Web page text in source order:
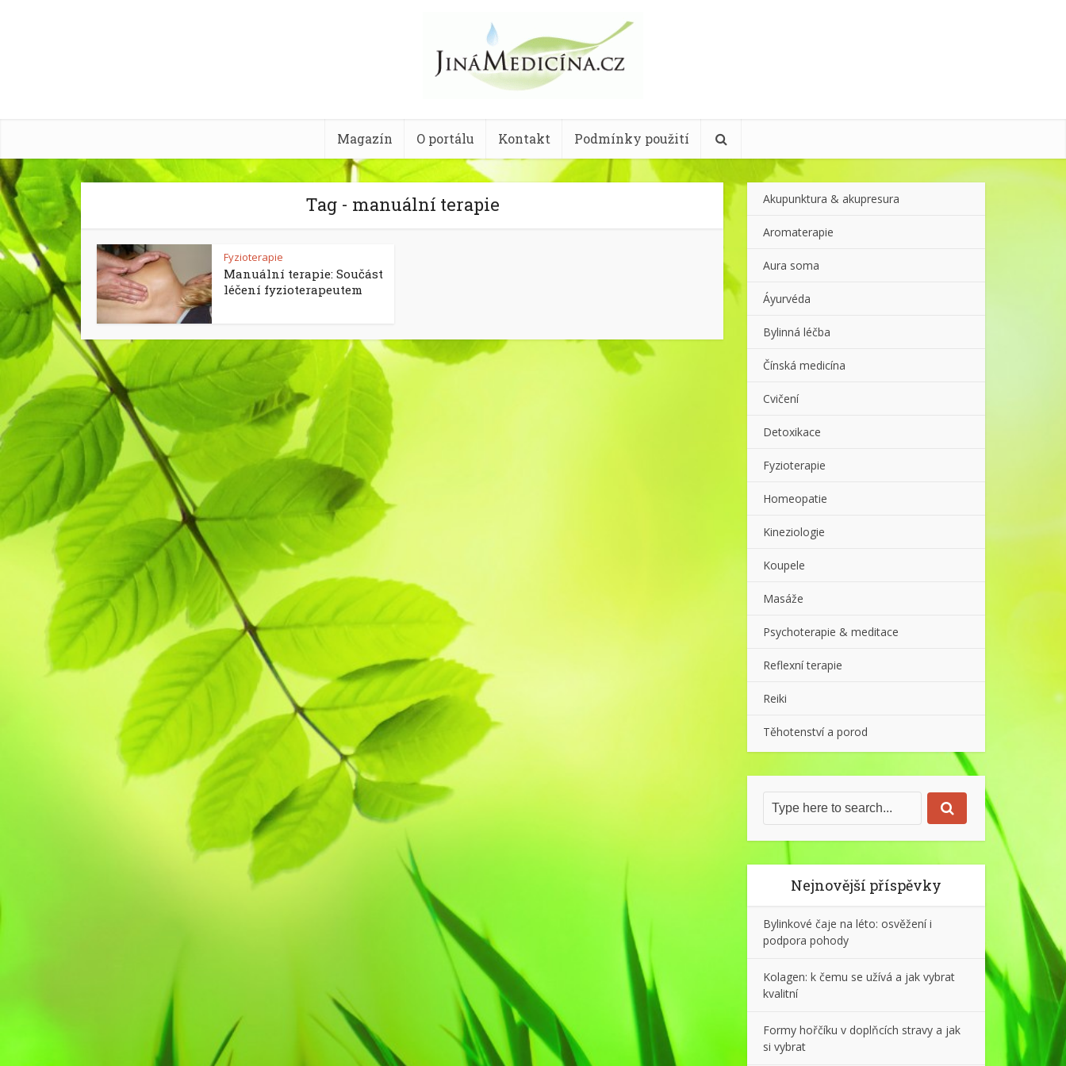
Magazín O portálu Kontakt Podmínky použití
Tag - manuální terapie
Fyzioterapie
Manuální terapie: Součást
léčení fyzioterapeutem
Akupunktura & akupresura
Aromaterapie
Aura soma
Áyurvéda
Bylinná léčba
Čínská medicína
Cvičení
Detoxikace
Fyzioterapie
Homeopatie
Kineziologie
Koupele
Masáže
Psychoterapie & meditace
Reflexní terapie
Reiki
Těhotenství a porod
Nejnovější příspěvky
Bylinkové čaje na léto: osvěžení i
podpora pohody
Kolagen: k čemu se užívá a jak vybrat
kvalitní
Formy hořčíku v doplňcích stravy a jak
si vybrat